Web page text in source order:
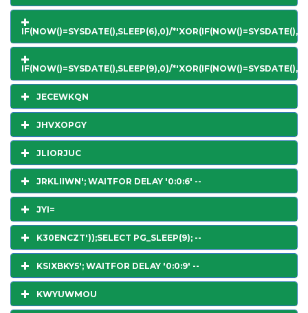
IF(NOW()=SYSDATE(),SLEEP(6),0)/
IF(NOW()=SYSDATE(),SLEEP(9),0)/
JECEWKQN
JHVXOPGY
JLIORJUC
JRKLIIWN'; WAITFOR DELAY '0:0:6' --
JYI=
K30ENCZT'));SELECT PG_SLEEP(9); --
KSIXBKY5'; WAITFOR DELAY '0:0:9' --
KWYUWMOU